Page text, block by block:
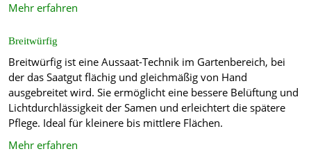
Mehr erfahren
Breitwürfig
Breitwürfig ist eine Aussaat-Technik im Gartenbereich, bei
der das Saatgut flächig und gleichmäßig von Hand
ausgebreitet wird. Sie ermöglicht eine bessere Belüftung und
Lichtdurchlässigkeit der Samen und erleichtert die spätere
Pflege. Ideal für kleinere bis mittlere Flächen.
Mehr erfahren